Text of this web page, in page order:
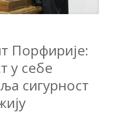
Порфирије:
у себе
сигурност